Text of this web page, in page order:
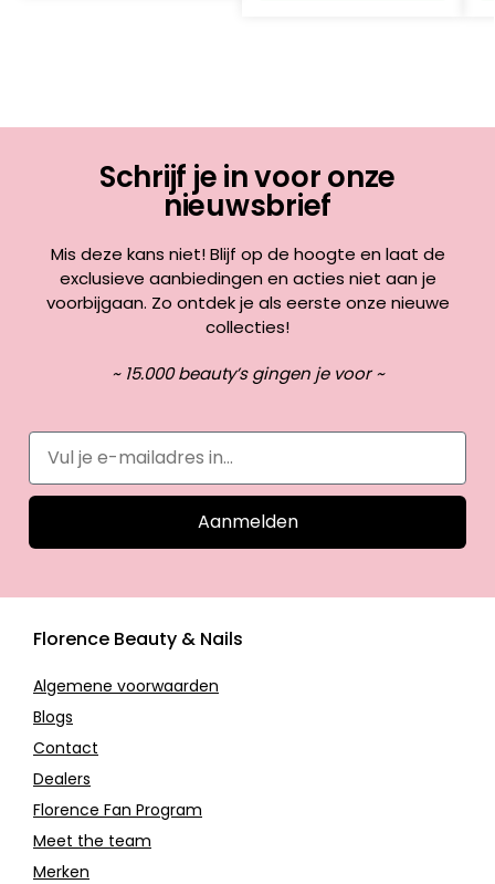
Schrijf je in voor onze
nieuwsbrief
Mis deze kans niet! Blijf op de hoogte en laat de
exclusieve aanbiedingen en acties niet aan je
voorbijgaan. Zo ontdek je als eerste onze nieuwe
collecties!
~ 15.000 beauty’s gingen je voor ~
Aanmelden
Florence Beauty & Nails
Algemene voorwaarden
Blogs
Contact
Dealers
Florence Fan Program
Meet the team
Merken